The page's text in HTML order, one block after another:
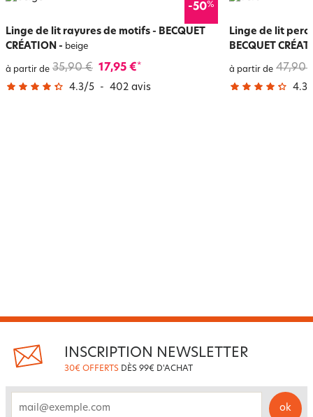
-50%
Linge de lit rayures de motifs - BECQUET
CRÉATION - beige
à partir de 35,90 € 17,95 €*
4.3/5 - 402 avis
Linge de lit
BECQUET
à partir de 47,90
4.3
INSCRIPTION NEWSLETTER
30€ OFFERTS DÈS 99€ D'ACHAT
ok